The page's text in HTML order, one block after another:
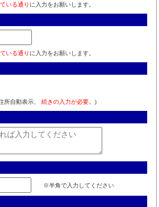
いる通り に入力をお願いします。
いる通り に入力をお願いします。
所自動表示、 続きの入力が必要。 )
※半角で入力してください